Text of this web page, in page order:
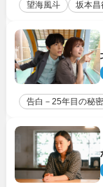
望海風斗 坂本昌
告白－25年目の秘